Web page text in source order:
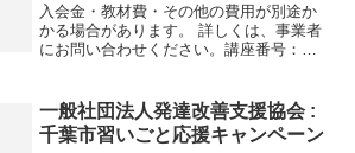
入会金・教材費・その他の費用が別途か
かる場合があります。 詳しくは、事業者
にお問い合わせください。講座番号：
80分 。講座番号：1577-0...
一般社団法人発達改善支援協会 :
千葉市習いごと応援キャンペーン